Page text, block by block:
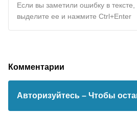
Если вы заметили ошибку в тексте,
выделите ее и нажмите Ctrl+Enter
Комментарии
Авторизуйтесь – Чтобы